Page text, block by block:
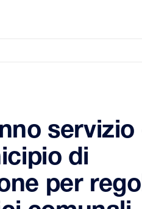
servizio
di
per